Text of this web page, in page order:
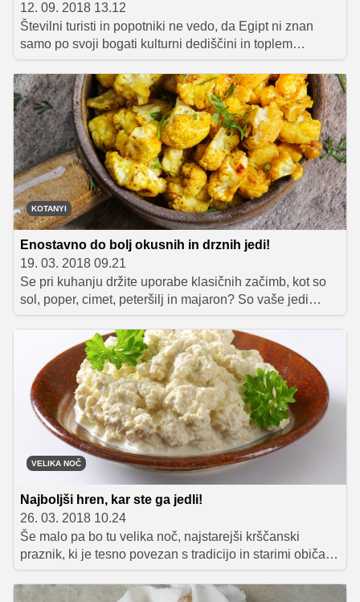
12. 09. 2018 13.12
Številni turisti in popotniki ne vedo, da Egipt ni znan
samo po svoji bogati kulturni dediščini in toplem
Rdečem morju s številnimi koralnimi grebeni, temveč
tudi po edinstveni kulinariki. Preverite, katerih 15
tradicionalnih jedi enostavno morate ob naslednjem
obisku Egipta poskusiti.
KOTANYI
Enostavno do bolj okusnih in drznih jedi!
19. 03. 2018 09.21
Se pri kuhanju držite uporabe klasičnih začimb, kot so
sol, poper, cimet, peteršilj in majaron? So vaše jedi
puste in dolgočasne in bi zato radi malo prevetrili
jedilnik in poskusili kaj novega, drugačnega? Bodite
drzni, uporabite zelišča in začimbe, ki jih do zdaj niste
uporabljali in vaše jedi bodo zagotovo zasijale v novi
preobleki! V pomoč naj vam bo spodnji članek, v
katerem vas bomo podrobneje seznanili z uporabo
garam masale, kurkume in črne kumine – začimb, s
katerimi se boste brez težav odmaknili od vsakdanje
rutine in v preproste domače jedi vnesli nekaj
eksotičnega pridiha.
VELIKA NOČ
Najboljši hren, kar ste ga jedli!
26. 03. 2018 10.24
Še malo pa bo tu velika noč, najstarejši krščanski
praznik, ki je tesno povezan s tradicijo in starimi običaji,
med katere sodi tudi priprava tradicionalnih
velikonočnih jedi. Da se bo iz vaše kuhinje širil omamen